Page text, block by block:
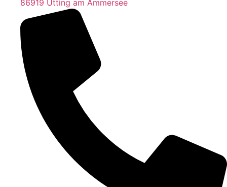
86919 Utting am Ammersee